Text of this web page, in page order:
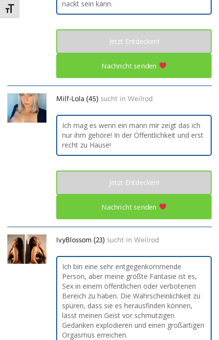
Schrift vergrößern
nackt sein kann.
Jetzt Entdecken!
Nachricht senden
Milf-Lola (45) sucht in Weilrod
Ich mag es wenn ein mann mir zeigt das ich
nur ihm gehöre! In der Öffentlichkeit und erst
recht zu Hause!
Jetzt Entdecken!
Nachricht senden
IvyBlossom (23) sucht in Weilrod
Ich bin eine sehr entgegenkommende
Person, aber meine größte Fantasie ist es,
Sex in einem öffentlichen oder verbotenen
Bereich zu haben. Die Wahrscheinlichkeit zu
spüren, dass sie es herausfinden können,
lässt meinen Geist vor schmutzigen
Gedanken explodieren und einen großartigen
Orgasmus erreichen.